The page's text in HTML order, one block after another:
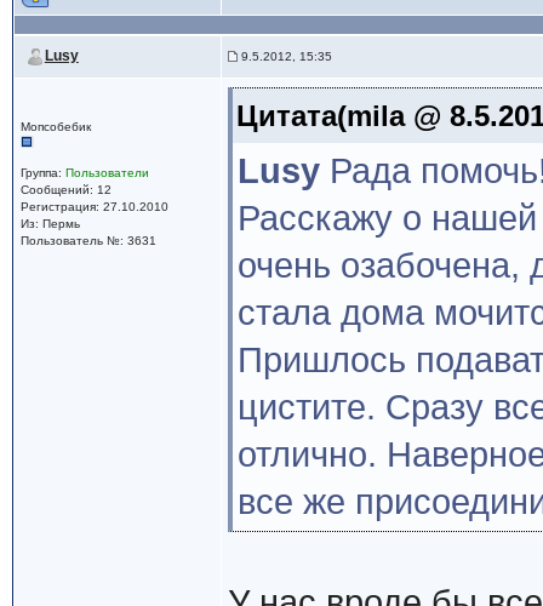
Lusy 9.5.2012, 15:35
Мопсобебик
Группа: Пользователи
Сообщений: 12
Регистрация: 27.10.2010
Из: Пермь
Пользователь №: 3631
Цитата(mila @
LusyРада
Расскажу о
очень озабочена,
стала дома
Пришлось
цистите. Сразу
отлично.
все же